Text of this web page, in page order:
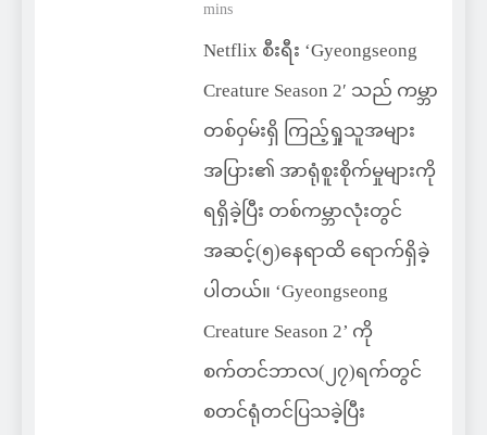
mins
Netflix စီးရီး ‘Gyeongseong
Creature Season 2′ သည် ကမ္ဘာ
တစ်ဝှမ်းရှိ ကြည့်ရှုသူအများ
အပြား၏ အာရုံစူးစိုက်မှုများကို
ရရှိခဲ့ပြီး တစ်ကမ္ဘာလုံးတွင်
အဆင့်(၅)နေရာထိ ရောက်ရှိခဲ့
ပါတယ်။ ‘Gyeongseong
Creature Season 2’ ကို
စက်တင်ဘာလ(၂၇)ရက်တွင်
စတင်ရုံတင်ပြသခဲ့ပြီး